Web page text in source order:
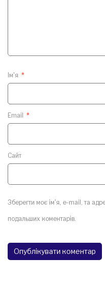
Ім'я *
Email *
Сайт
Зберегти моє ім'я, e-mail, та
подальших коментарів.